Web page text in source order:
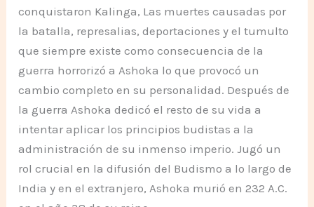
conquistaron Kalinga, Las muertes causadas por
la batalla, represalias, deportaciones y el tumulto
que siempre existe como consecuencia de la
guerra horrorizó a Ashoka lo que provocó un
cambio completo en su personalidad. Después de
la guerra Ashoka dedicó el resto de su vida a
intentar aplicar los principios budistas a la
administración de su inmenso imperio. Jugó un
rol crucial en la difusión del Budismo a lo largo de
India y en el extranjero, Ashoka murió en 232 A.C.